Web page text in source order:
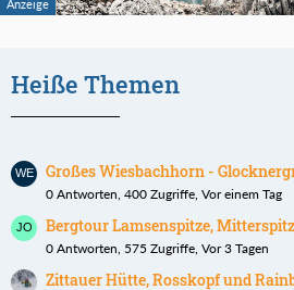
Heiße Themen
Großes Wiesbachhorn -
0 Antworten, 400 Zugriffe, Vor einem Tag
Bergtour Lamsenspitze,
0 Antworten, 575 Zugriffe, Vor 3 Tagen
Zittauer Hütte, Rosskopf und